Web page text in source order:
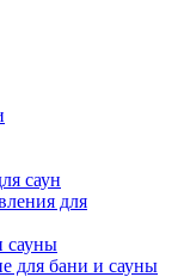
саун
для
сауны
для бани и сауны